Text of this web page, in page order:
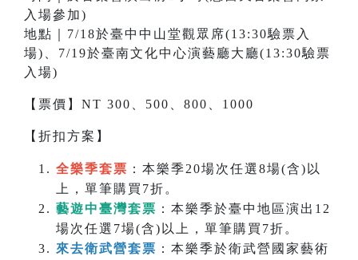
入場參加)
地點｜7/18於臺中中山堂觀眾席(13:30驗票入
場)、7/19於臺南文化中心演藝廳大廳(13:30驗票
入場)
【票價】NT 300、500、800、1000
【折扣方案】
全樂季套票 ：本樂季20場次任選8場(含)以
上，單筆購買7折。
藝遊中臺灣套票 ：本樂季於臺中地區演出12
場次任選7場(含)以上，單筆購買7折。
來去衛武營套票 ：本樂季於衛武營國家藝術